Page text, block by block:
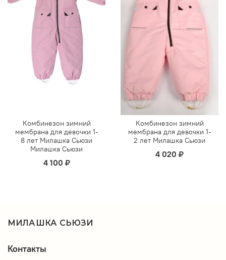
Комбинезон зимний
мембрана для девочки 1-
8 лет Милашка Сьюзи
Милашка Сьюзи
4 100 ₽
Комбинезон зимний
мембрана для девочки 1-
2 лет Милашка Сьюзи
4 020 ₽
МИЛАШКА СЬЮЗИ
Контакты